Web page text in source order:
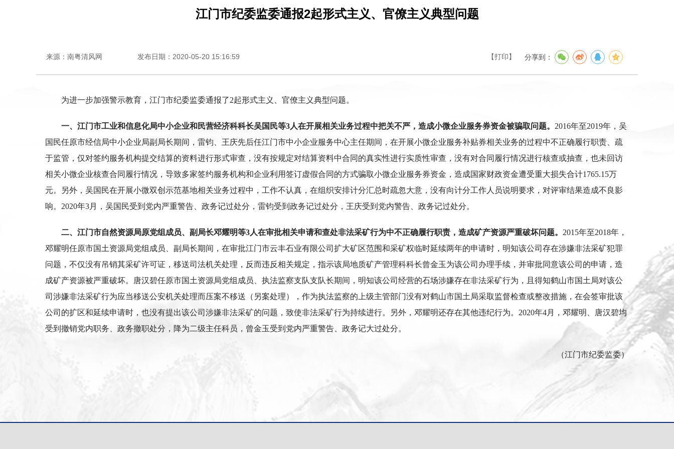
江门市纪委监委通报2起形式主义、官僚主义典型问题
来源：南粤清风网 发布日期：2020-05-20 15:16:59 【打印】 分享到：
为进一步加强警示教育，江门市纪委监委通报了2起形式主义、官僚主义典型问题。
一、江门市工业和信息化局中小企业和民营经济科科长吴国民等3人在开展相关业务过程中把关不严，造成小微企业服务券资金被骗取问题。 2016年至2019年，吴
国民任原市经信局中小企业局副局长期间，雷钧、王庆先后任江门市中小企业服务中心主任期间，在开展小微企业服务补贴券相关业务的过程中不正确履行职责、疏
于监管，仅对签约服务机构提交结算的资料进行形式审查，没有按规定对结算资料中合同的真实性进行实质性审查，没有对合同履行情况进行核查或抽查，也未回访
相关小微企业核查合同履行情况，导致多家签约服务机构和企业利用签订虚假合同的方式骗取小微企业服务券资金，造成国家财政资金遭受重大损失合计1765.15万
元。另外，吴国民在开展小微双创示范基地相关业务过程中，工作不认真，在组织安排计分汇总时疏忽大意，没有向计分工作人员说明要求，对评审结果造成不良影
响。2020年3月，吴国民受到党内严重警告、政务记过处分，雷钧受到政务记过处分，王庆受到党内警告、政务记过处分。
二、江门市自然资源局原党组成员、副局长邓耀明等3人在审批相关申请和查处非法采矿行为中不正确履行职责，造成矿产资源严重破坏问题。 2015年至2018年，
邓耀明任原市国土资源局党组成员、副局长期间，在审批江门市云丰石业有限公司扩大矿区范围和采矿权临时延续两年的申请时，明知该公司存在涉嫌非法采矿犯罪
问题，不仅没有吊销其采矿许可证，移送司法机关处理，反而违反相关规定，指示该局地质矿产管理科科长曾金玉为该公司办理手续，并审批同意该公司的申请，造
成矿产资源被严重破坏。唐汉碧任原市国土资源局党组成员、执法监察支队支队长期间，明知该公司经营的石场涉嫌存在非法采矿行为，且得知鹤山市国土局对该公
司涉嫌非法采矿行为应当移送公安机关处理而压案不移送（另案处理），作为执法监察的上级主管部门没有对鹤山市国土局采取监督检查或整改措施，在会签审批该
公司的扩区和延续申请时，也没有提出该公司涉嫌非法采矿的问题，致使非法采矿行为持续进行。另外，邓耀明还存在其他违纪行为。2020年4月，邓耀明、唐汉碧均
受到撤销党内职务、政务撤职处分，降为二级主任科员，曾金玉受到党内严重警告、政务记大过处分。
（江门市纪委监委）